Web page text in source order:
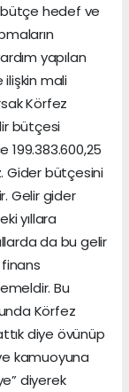
bütçe hedef ve
yapılan
ilişkin mali
Körfez
bütçesi
199.383.600,25
Gider bütçesini
Gelir gider
yıllara
da bu gelir
Bu
Körfez
diye övünüp
kamuoyuna
diyerek